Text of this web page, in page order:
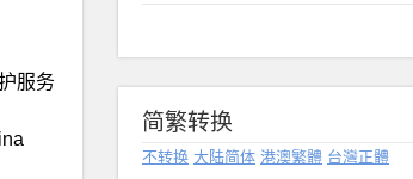
服务
简繁转换
不转换 大陆简体 港澳繁體 台灣正體